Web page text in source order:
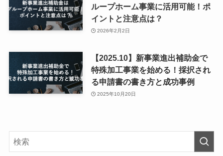
ループホーム事業に活用可能！ポ
イントと注意点は？
2026年2月2日
【2025.10】新事業進出補助金で
特殊加工事業を始める！採択され
る申請書の書き方と成功事例
2025年10月20日